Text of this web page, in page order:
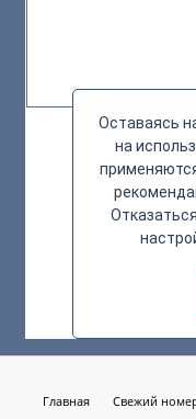
Главная Свежий
Оставаясь
на